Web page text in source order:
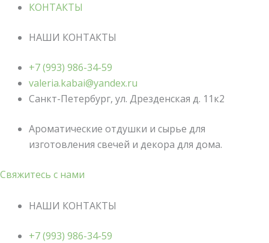
КОНТАКТЫ
НАШИ КОНТАКТЫ
+7 (993) 986-34-59
valeria.kabai@yandex.ru
Санкт-Петербург, ул. Дрезденская д. 11к2
Ароматические отдушки и сырье для
изготовления свечей и декора для дома.
Свяжитесь с нами
НАШИ КОНТАКТЫ
+7 (993) 986-34-59